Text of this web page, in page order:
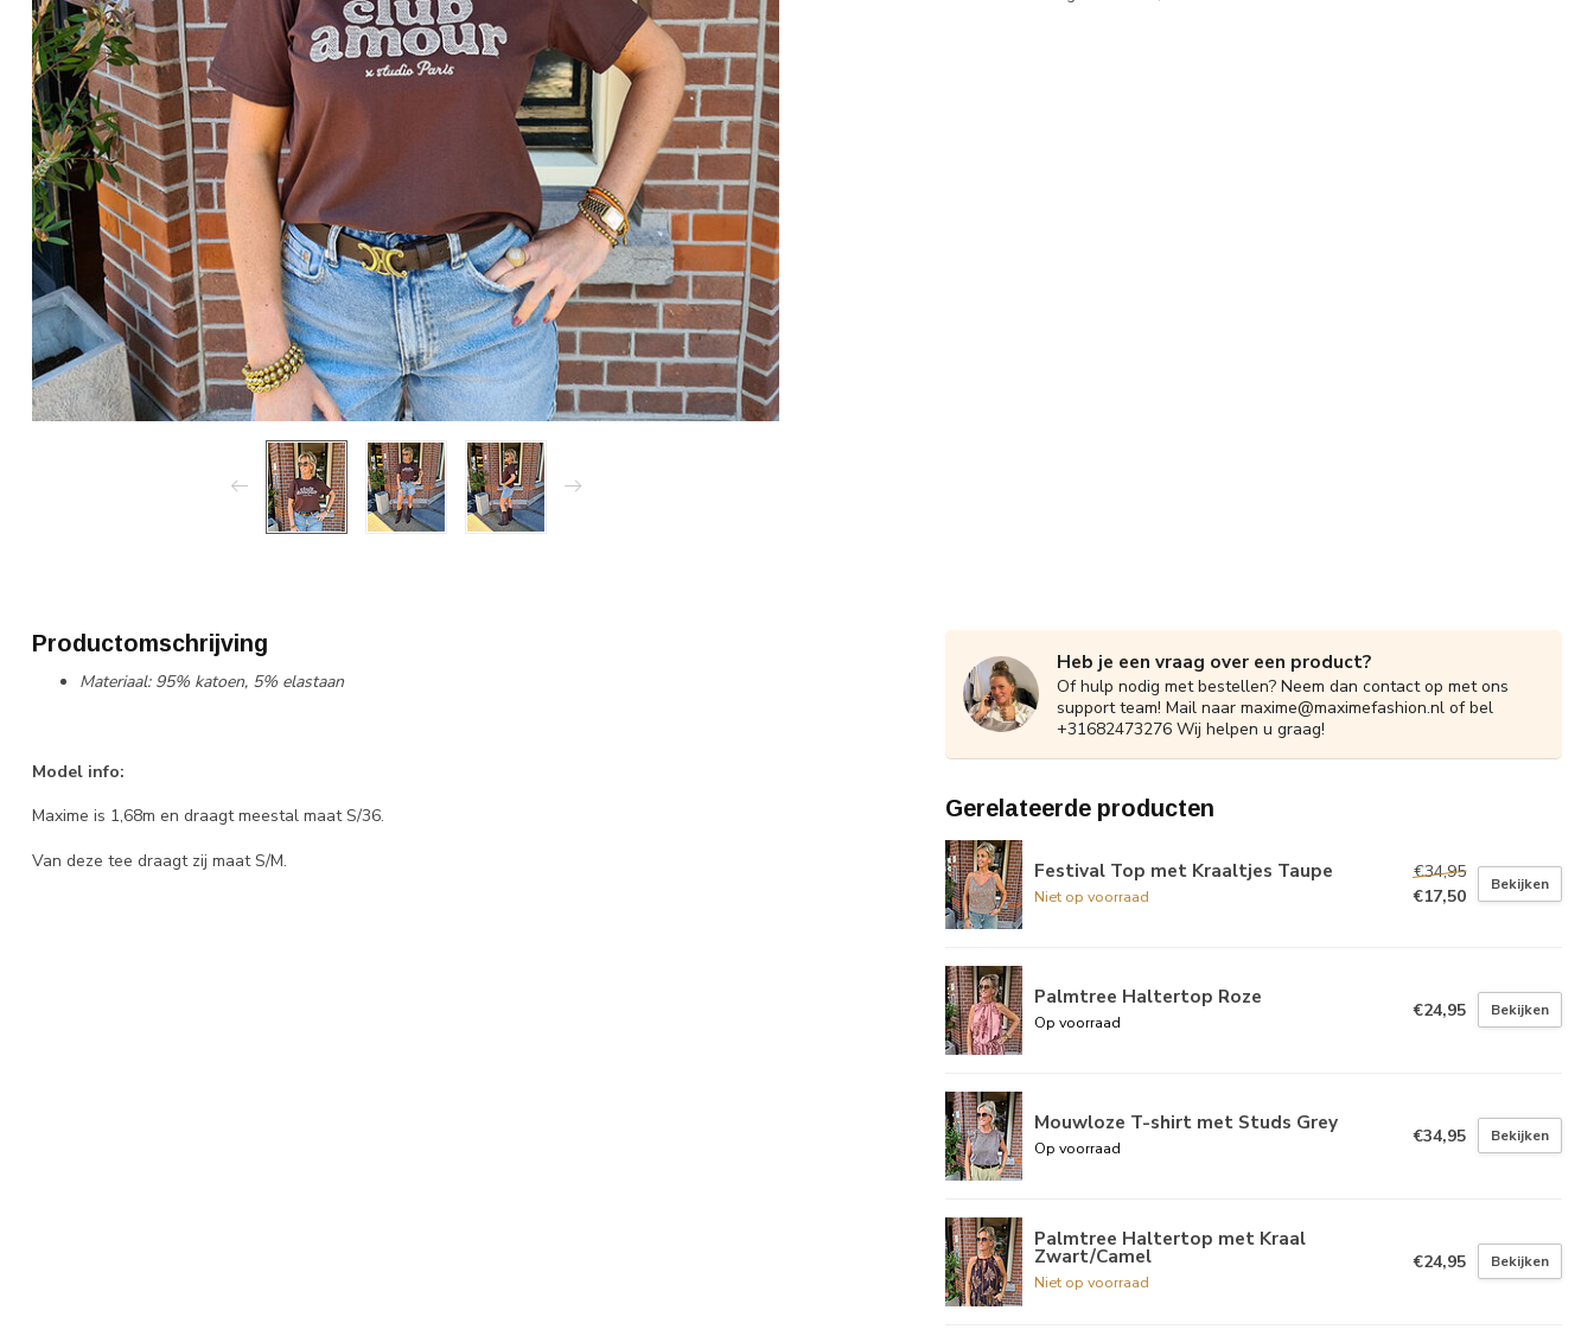
Productomschrijving
Materiaal: 95% katoen, 5% elastaan
Model info:
Maxime is 1,68m en draagt meestal maat S/36.
Van deze tee draagt zij maat S/M.
Heb je een vraag over een product?
Of hulp nodig met bestellen? Neem dan contact op met ons
support team! Mail naar maxime@maximefashion.nl of bel
+31682473276 Wij helpen u graag!
Gerelateerde producten
Festival Top met Kraaltjes Taupe
Niet op voorraad
€34,95
€17,50
Bekijken
Palmtree Haltertop Roze
Op voorraad
€24,95 Bekijken
Mouwloze T-shirt met Studs Grey
Op voorraad
€34,95 Bekijken
Palmtree Haltertop met Kraal
Zwart/Camel
Niet op voorraad
€24,95 Bekijken